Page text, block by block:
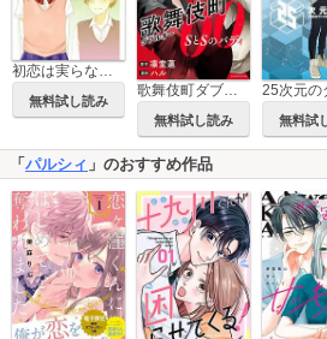
初恋は実らないなんて、うそ。ハル作品集
無料試し読み
歌舞伎町ダブルオー SとSのバディ 分冊版
無料試し読み
25次元の
無料試
「 パルシィ 」のおすすめ作品